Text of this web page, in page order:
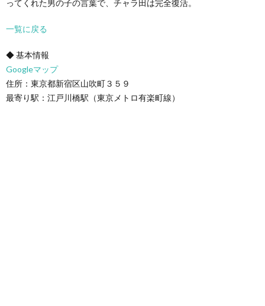
ってくれた男の子の言葉で、チャラ田は完全復活。
一覧に戻る
◆ 基本情報
Googleマップ
住所：東京都新宿区山吹町３５９
最寄り駅：江戸川橋駅（東京メトロ有楽町線）